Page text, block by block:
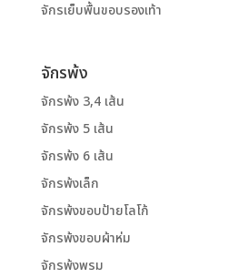
จักรเย็บพื้นขอบรองเท้า
จักรพ้ง
จักรพ้ง 3,4 เส้น
จักรพ้ง 5 เส้น
จักรพ้ง 6 เส้น
จักรพ้งเล็ก
จักรพ้งขอบป้ายโลโก้
จักรพ้งขอบผ้าห่ม
จักรพ้งพรม